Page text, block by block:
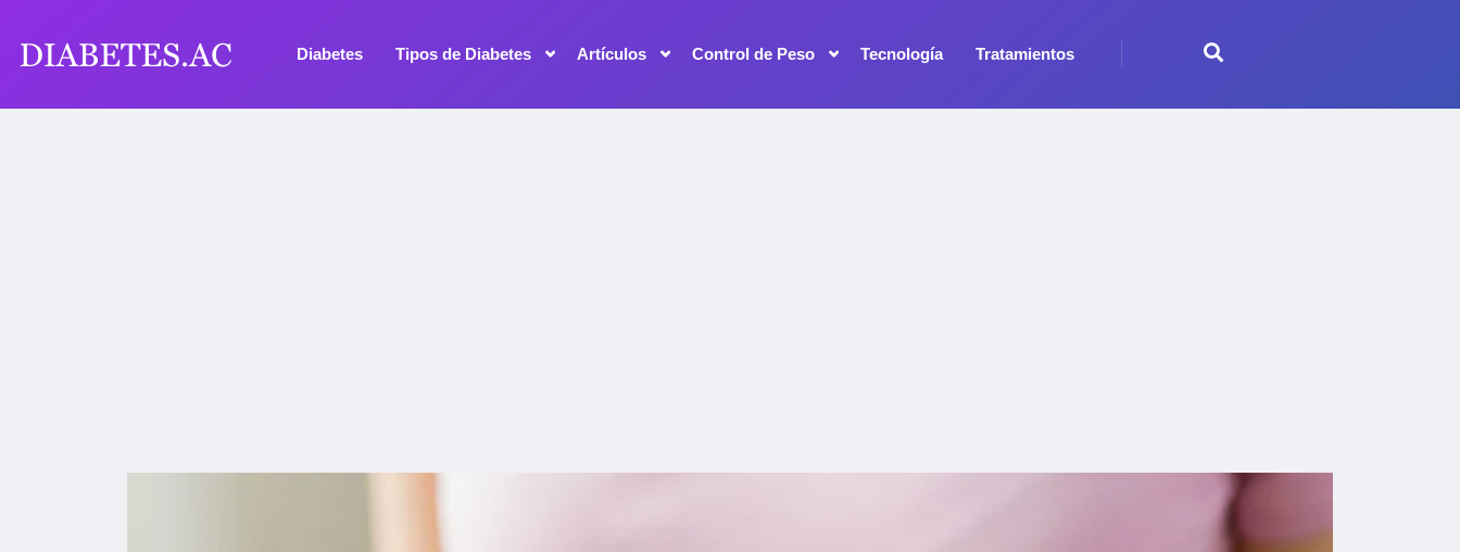
Diabetes Tipos de Diabetes Artículos Control de Peso Tecnología Tratamientos